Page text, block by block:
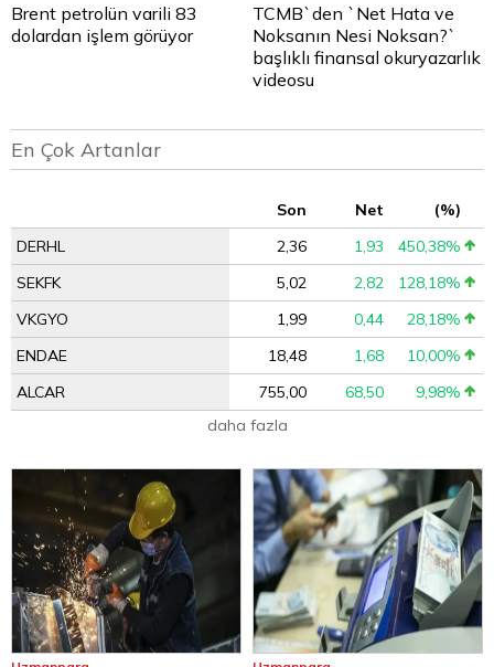
Brent petrolün varili 83
dolardan işlem görüyor
TCMB`den `Net Hata ve
Noksanın Nesi Noksan?`
başlıklı finansal okuryazarlık
videosu
En Çok Artanlar
Son Net
(%)
DERHL
2,36 1,93
450,38%
SEKFK
5,02 2,82
128,18%
VKGYO
1,99 0,44
28,18%
ENDAE
18,48 1,68
10,00%
ALCAR
755,00 68,50
9,98%
daha fazla